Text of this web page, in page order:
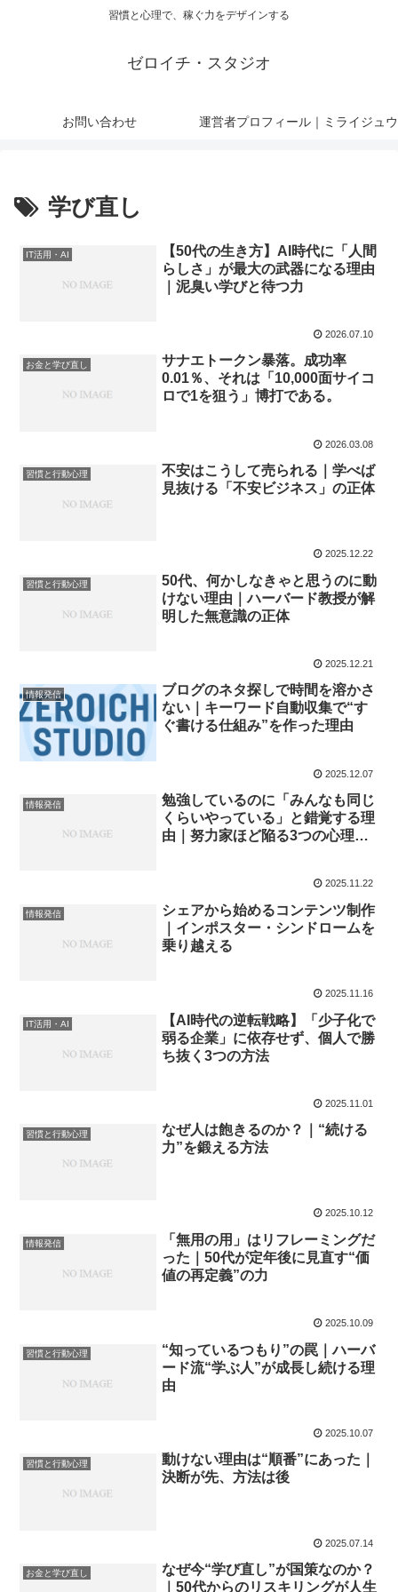
習慣と心理で、稼ぐ力をデザインする
ゼロイチ・スタジオ
お問い合わせ 運営者プロフィール｜ミライジュウ
学び直し
IT活用・AI
【50代の生き方】AI時代に「人間
らしさ」が最大の武器になる理由
｜泥臭い学びと待つ力
2026.07.10
お金と学び直し
サナエトークン暴落。成功率
0.01％、それは「10,000面サイコ
ロで1を狙う」博打である。
2026.03.08
習慣と行動心理
不安はこうして売られる｜学べば
見抜ける「不安ビジネス」の正体
2025.12.22
習慣と行動心理
50代、何かしなきゃと思うのに動
けない理由｜ハーバード教授が解
明した無意識の正体
2025.12.21
情報発信
ブログのネタ探しで時間を溶かさ
ない｜キーワード自動収集で“す
ぐ書ける仕組み”を作った理由
2025.12.07
情報発信
勉強しているのに「みんなも同じ
くらいやっている」と錯覚する理
由｜努力家ほど陥る3つの心理バ
2025.11.22
情報発信
シェアから始めるコンテンツ制作
｜インポスター・シンドロームを
乗り越える
2025.11.16
IT活用・AI
【AI時代の逆転戦略】「少子化で
弱る企業」に依存せず、個人で勝
ち抜く3つの方法
2025.11.01
習慣と行動心理
なぜ人は飽きるのか？｜“続ける
力”を鍛える方法
2025.10.12
情報発信
「無用の用」はリフレーミングだ
った｜50代が定年後に見直す“価
値の再定義”の力
2025.10.09
習慣と行動心理
“知っているつもり”の罠｜ハーバ
ード流“学ぶ人”が成長し続ける理
由
2025.10.07
習慣と行動心理
動けない理由は“順番”にあった｜
決断が先、方法は後
2025.07.14
お金と学び直し
なぜ今“学び直し”が国策なのか？
｜50代からのリスキリングが人生